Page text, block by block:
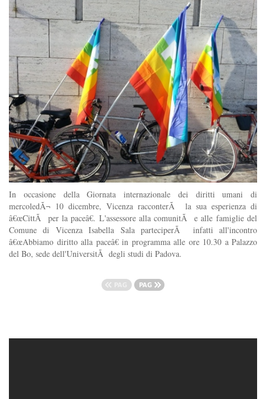
In occasione della Giornata internazionale dei diritti umani di
mercoledÃ¬ 10 dicembre, Vicenza racconterÃ la sua esperienza di
â€œCittÃ per la paceâ€. L'assessore alla comunitÃ e alle famiglie del
Comune di Vicenza Isabella Sala parteciperÃ infatti all'incontro
â€œAbbiamo diritto alla paceâ€ in programma alle ore 10.30 a Palazzo
del Bo, sede dell'UniversitÃ degli studi di Padova.